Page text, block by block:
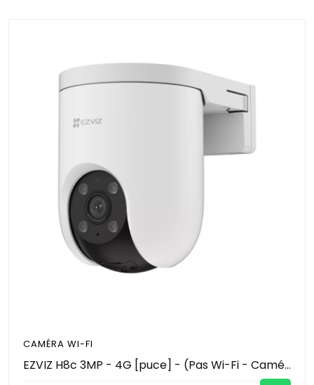
CAMÉRA WI-FI
EZVIZ H8c 3MP - 4G [puce] - (Pas Wi-Fi - Caméra Filaire, pas de batterie - Caméra de Surveillance Extérieure, jusqu'a 30 m - Défense active avec Siren et Strobe Light 2 - Détection humaine / de la forme du véhicule alimenté par l'IA